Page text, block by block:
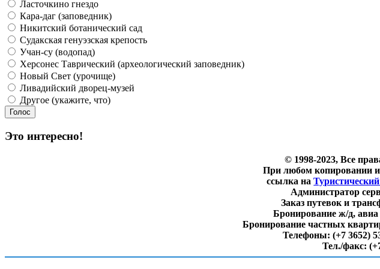
Ласточкино гнездо
Кара-даг (заповедник)
Никитский ботанический сад
Судакская генуэзская крепость
Учан-су (водопад)
Херсонес Таврический (археологический заповедник)
Новый Свет (урочище)
Ливадийский дворец-музей
Другое (укажите, что)
Это интересно!
© 1998-2023, Все
При любом копировании и
ссылка на
Администратор
Заказ путевок и
Бронирование ж/д,
Бронирование частных
Телефоны: (+7 3652)
Тел./факс: